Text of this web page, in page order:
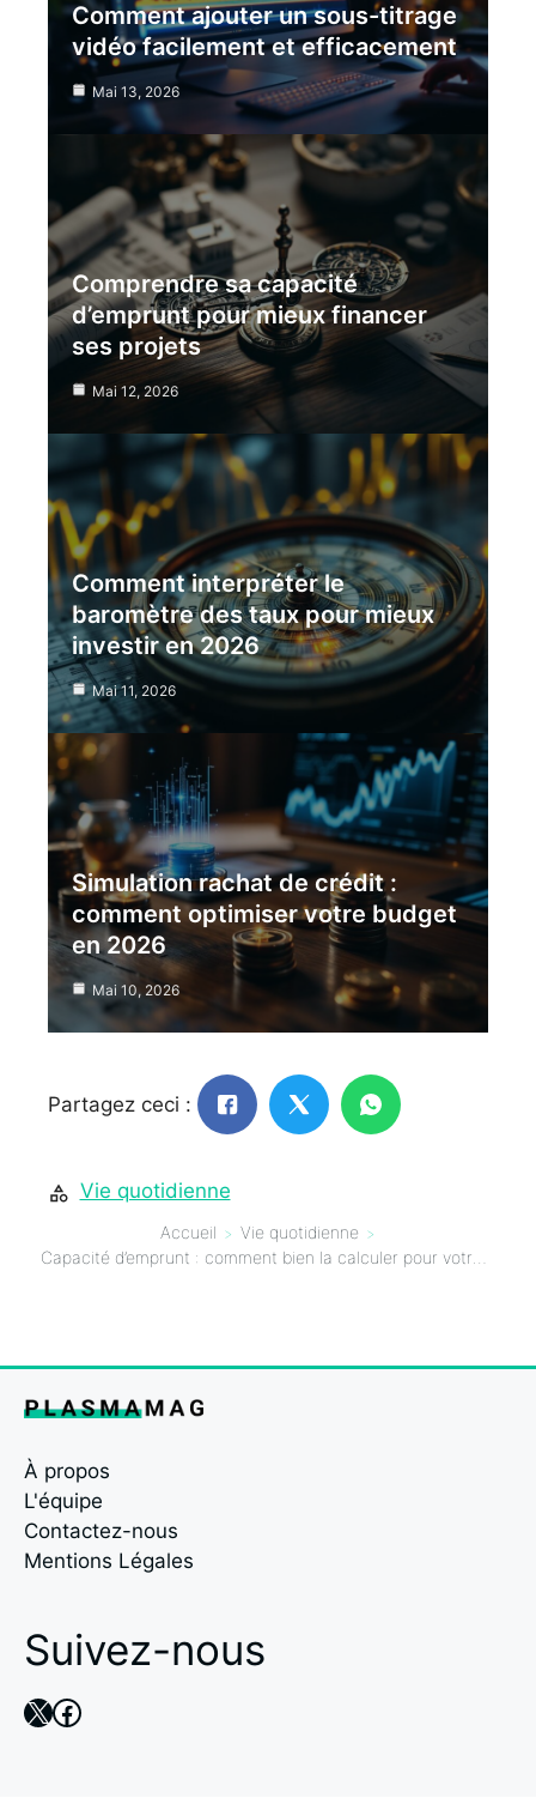
Comment ajouter un sous-titrage
vidéo facilement et efficacement
Mai 13, 2026
Comprendre sa capacité
d’emprunt pour mieux financer
ses projets
Mai 12, 2026
Comment interpréter le
baromètre des taux pour mieux
investir en 2026
Mai 11, 2026
Simulation rachat de crédit :
comment optimiser votre budget
en 2026
Mai 10, 2026
Partagez ceci :
Vie quotidienne
Accueil
Vie quotidienne
À propos
L'équipe
Contactez-nous
Mentions Légales
Suivez-nous
X Facebook